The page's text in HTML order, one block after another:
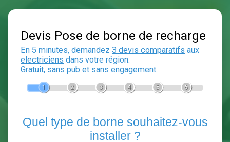
Devis Pose de borne de
En 5 minutes, demandez3 devis comparatifs
Gratuit, sans pub et sans engagement.